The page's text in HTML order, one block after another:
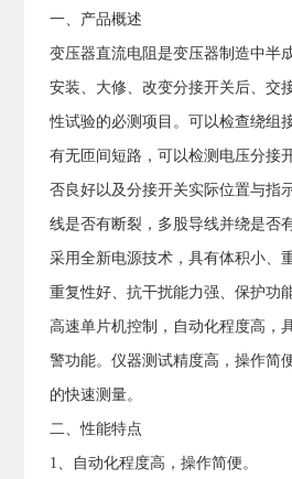
一、产品概述
变压器直流电阻是变压器制造中半
安装、大修、改变分接开关后、交
性试验的必测项目。可以检查绕组
有无匝间短路，可以检测电压分接
否良好以及分接开关实际位置与指
线是否有断裂，多股导线并绕是否
采用全新电源技术，具有体积小、
重复性好、抗干扰能力强、保护功
高速单片机控制，自动化程度高，
警功能。仪器测试精度高，操作简
的快速测量。
二、性能特点
1、自动化程度高，操作简便。